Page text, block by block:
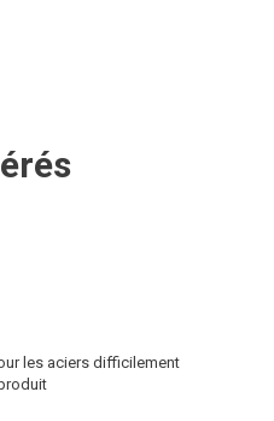
les aciers difficilement